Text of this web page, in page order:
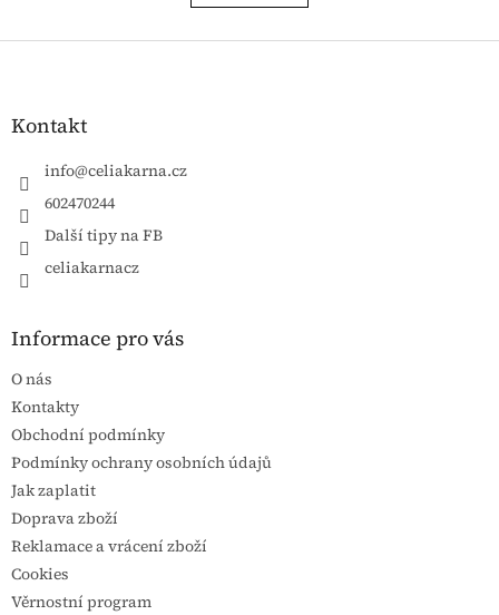
Zápatí
Kontakt
info@celiakarna.cz
602470244
Další tipy na FB
celiakarnacz
Informace pro vás
O nás
Kontakty
Obchodní podmínky
Podmínky ochrany osobních údajů
Jak zaplatit
Doprava zboží
Reklamace a vrácení zboží
Cookies
Věrnostní program